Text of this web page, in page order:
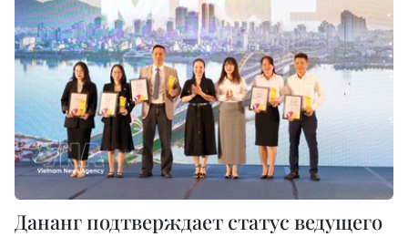
Дананг подтверждает статус ведущего